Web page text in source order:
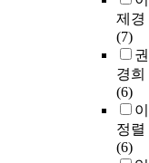
제경
(7)
권
경희
(6)
이
정렬
(6)